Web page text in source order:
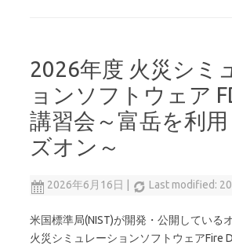
2026年度 火災シミ
ョンソフトウェア
講習会～富岳を利
ズオン～
2026年6月16日 Last modified:
米国標準局(NIST)が開発・公開している
火災シミュレーションソフトウェアFire